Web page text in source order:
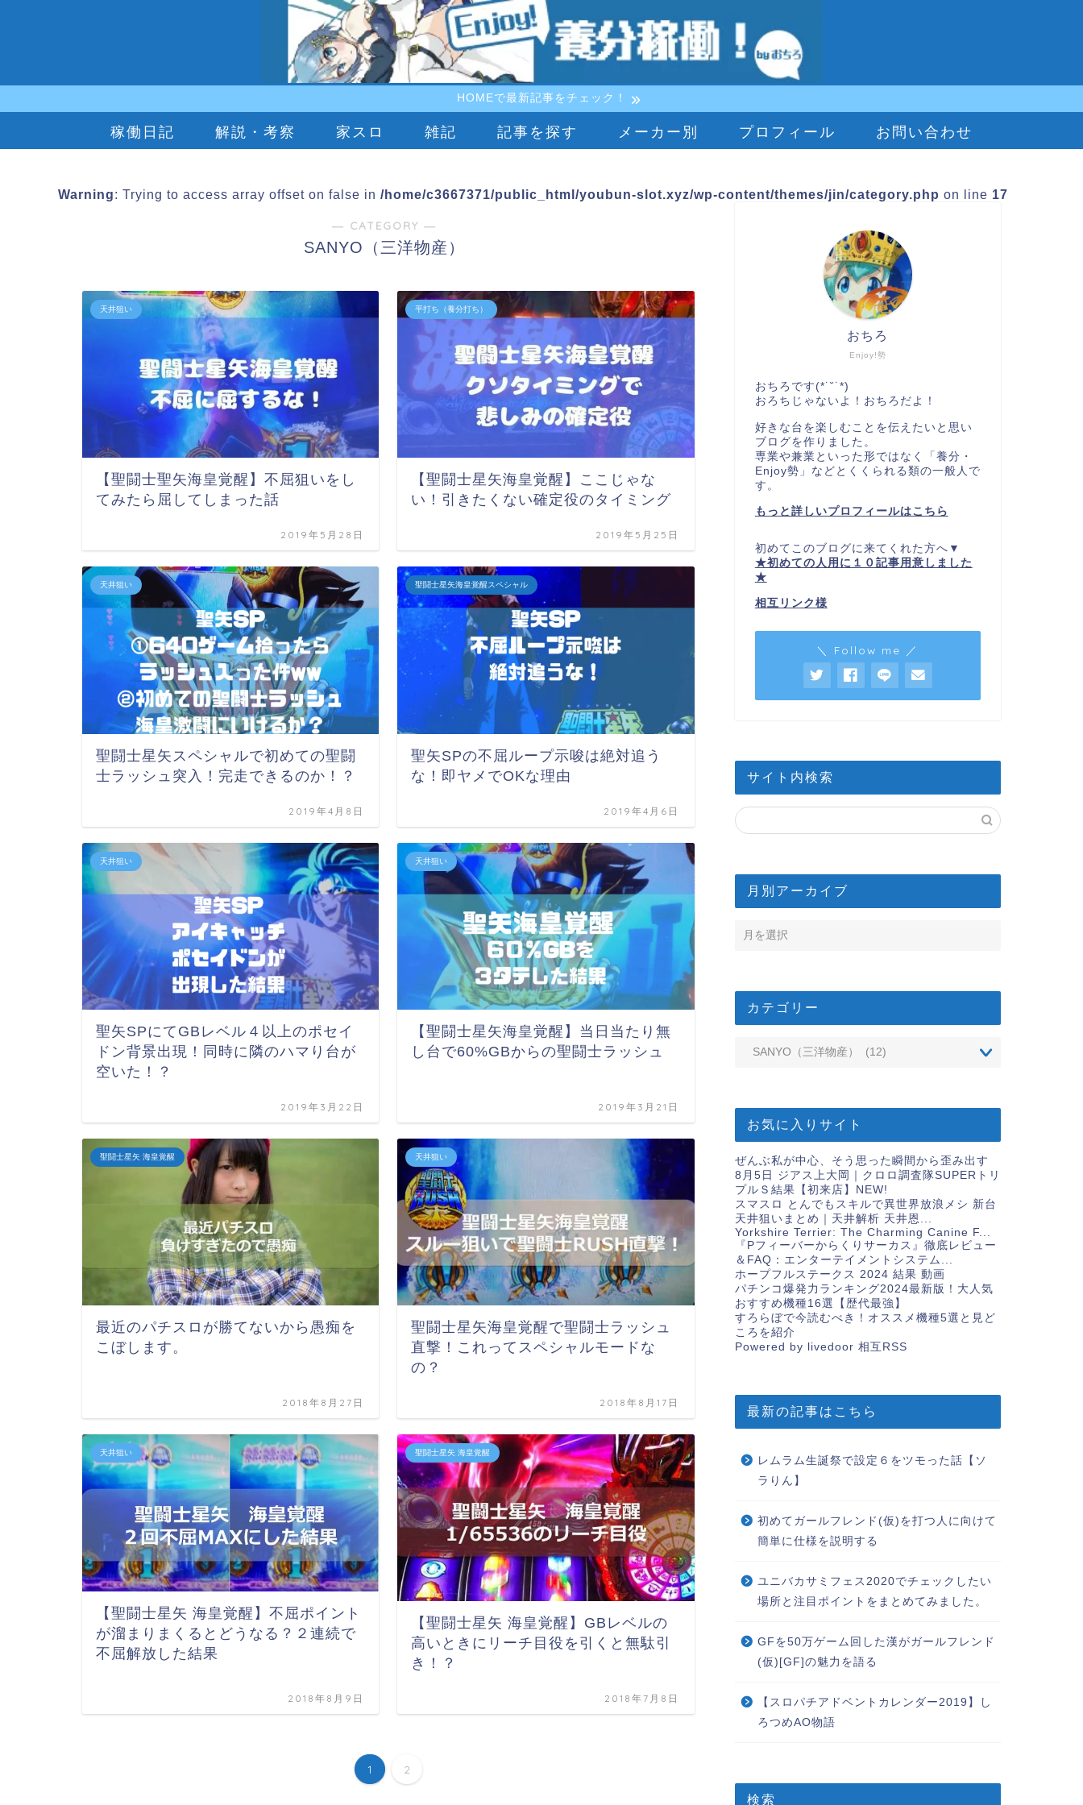
HOMEで最新記事をチェック！
稼働日記 解説・考察 家スロ 雑記 記事を探す メーカー別 プロフィール お問い合わせ
Warning: Trying to access array offset on false in /home/c3667371/public_html/youbun-slot.xyz/wp-content/themes/jin/category.php on line 17
― CATEGORY ―
SANYO（三洋物産）
天井狙い
【聖闘士聖矢海皇覚醒】不屈狙いをし
てみたら屈してしまった話
2019年5月28日
平打ち（養分打ち）
【聖闘士星矢海皇覚醒】ここじゃな
い！引きたくない確定役のタイミング
2019年5月25日
天井狙い
聖闘士星矢スペシャルで初めての聖闘
士ラッシュ突入！完走できるのか！？
2019年4月8日
聖闘士星矢海皇覚醒スペシャル
聖矢SPの不屈ループ示唆は絶対追う
な！即ヤメでOKな理由
2019年4月6日
天井狙い
聖矢SPにてGBレベル４以上のポセイ
ドン背景出現！同時に隣のハマり台が
空いた！？
2019年3月22日
天井狙い
【聖闘士星矢海皇覚醒】当日当たり無
し台で60%GBからの聖闘士ラッシュ
2019年3月21日
聖闘士星矢 海皇覚醒
最近のパチスロが勝てないから愚痴を
こぼします。
2018年8月27日
天井狙い
聖闘士星矢海皇覚醒で聖闘士ラッシュ
直撃！これってスペシャルモードな
の？
2018年8月17日
天井狙い
【聖闘士星矢 海皇覚醒】不屈ポイント
が溜まりまくるとどうなる？２連続で
不屈解放した結果
2018年8月9日
聖闘士星矢 海皇覚醒
【聖闘士星矢 海皇覚醒】GBレベルの
高いときにリーチ目役を引くと無駄引
き！？
2018年7月8日
1 2
Enjoy!勢
おちろ
おちろです(*˙˘˙*)
おろちじゃないよ！おちろだよ！
好きな台を楽しむことを伝えたいと思い
ブログを作りました。
専業や兼業といった形ではなく「養分・
Enjoy勢」などとくくられる類の一般人で
す。
もっと詳しいプロフィールはこちら
初めてこのブログに来てくれた方へ▼
★初めての人用に１０記事用意しました
★
相互リンク様
＼ Follow me ／
サイト内検索
月別アーカイブ
カテゴリー
お気に入りサイト
ぜんぶ私が中心、そう思った瞬間から歪み出す
8月5日 ジアス上大岡｜クロロ調査隊SUPERトリ
プルＳ結果【初来店】
NEW!
スマスロ とんでもスキルで異世界放浪メシ 新台
天井狙いまとめ｜天井解析 天井恩...
Yorkshire Terrier: The Charming Canine F...
『Pフィーバーからくりサーカス』徹底レビュー
＆FAQ：エンターテイメントシステム...
ホープフルステークス 2024 結果 動画
パチンコ爆発力ランキング2024最新版！大人気
おすすめ機種16選【歴代最強】
すろらぼで今読むべき！オススメ機種5選と見ど
ころを紹介
Powered by livedoor 相互RSS
最新の記事はこちら
レムラム生誕祭で設定６をツモった話【ソ
ラりん】
初めてガールフレンド(仮)を打つ人に向けて
簡単に仕様を説明する
ユニバカサミフェス2020でチェックしたい
場所と注目ポイントをまとめてみました。
GFを50万ゲーム回した漢がガールフレンド
(仮)[GF]の魅力を語る
【スロパチアドベントカレンダー2019】し
ろつめAO物語
検索